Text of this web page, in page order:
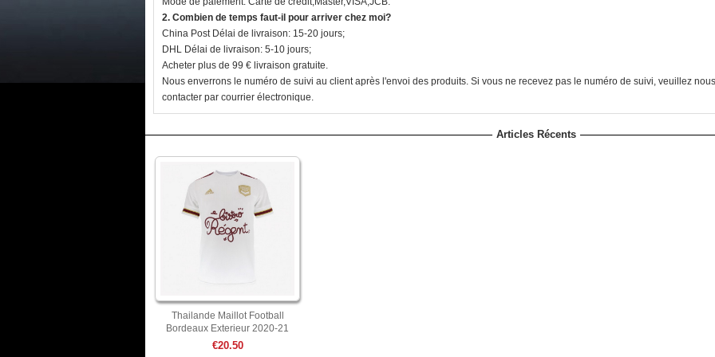
2. Combien de temps faut-il pour arriver chez moi?
China Post Délai de livraison: 15-20 jours;
DHL Délai de livraison: 5-10 jours;
Acheter plus de 99 € livraison gratuite.
Nous enverrons le numéro de suivi au client après l'envoi des produits. Si vous ne recevez pas le numéro de suivi, veuillez nous
contacter par courrier électronique.
Articles Récents
Thailande Maillot Football
Bordeaux Exterieur 2020-21
Blanc
€20.50